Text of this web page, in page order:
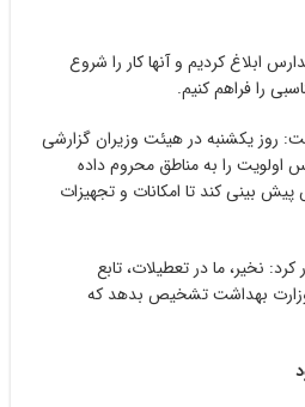
ابلاغ کردیم و آنها کار را شروع
را فراهم کنیم.
روز یکشنبه در هیئت وزیران گزارشی
اولویت را به مناطق محروم داده
پیش بینی کند تا امکانات و تجهیزات
صحت دارد؟ اظهار کرد: نخیر، ما در تعطیلات، تابع
بهداشت تشخیص بدهد که